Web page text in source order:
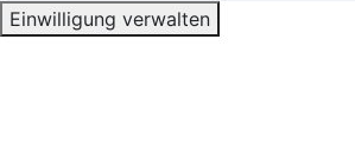
Einwilligung verwalten